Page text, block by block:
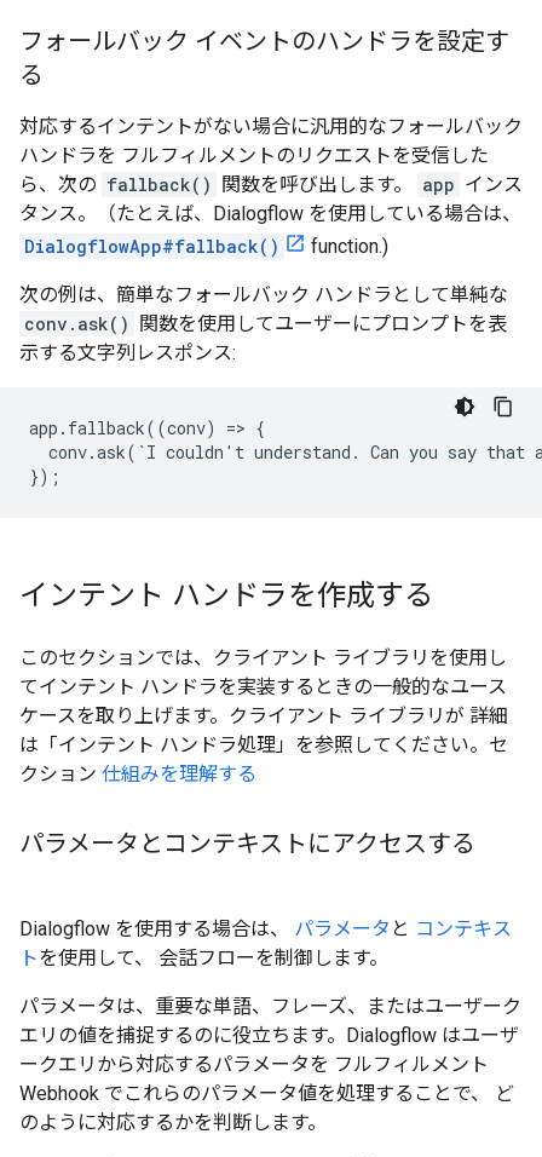
フォールバック イベントのハンドラを設定す
る
対応するインテントがない場合に汎用的なフォールバック
ハンドラを フルフィルメントのリクエストを受信した
ら、次の fallback() 関数を呼び出します。 app インス
タンス。（たとえば、Dialogflow を使用している場合は、
DialogflowApp#fallback()
function.)
次の例は、簡単なフォールバック ハンドラとして単純な
conv.ask() 関数を使用してユーザーにプロンプトを表
示する文字列レスポンス:
app.fallback((conv) => {
conv.ask(`I couldn't understand. Can you say that
});
インテント ハンドラを作成する
このセクションでは、クライアント ライブラリを使用し
てインテント ハンドラを実装するときの一般的なユース
ケースを取り上げます。クライアント ライブラリが 詳細
は「インテント ハンドラ処理」を参照してください。セ
クション 仕組みを理解する
パラメータとコンテキストにアクセスする
Dialogflow を使用する場合は、 パラメータ と コンテキス
トを使用して、 会話フローを制御します。
パラメータは、重要な単語、フレーズ、またはユーザーク
エリの値を捕捉するのに役立ちます。Dialogflow はユーザ
ークエリから対応するパラメータを フルフィルメント
Webhook でこれらのパラメータ値を処理することで、 ど
のように対応するかを判断します。